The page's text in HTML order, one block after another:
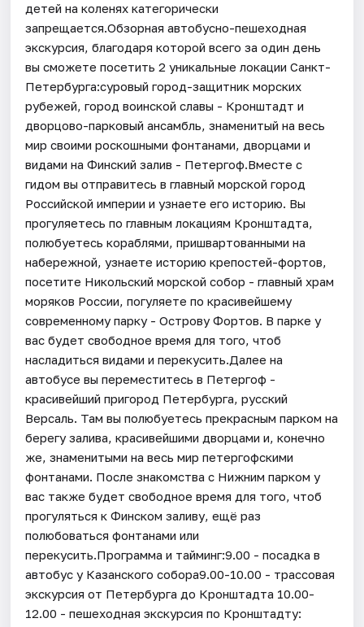
детей на коленях категорически
запрещается.Обзорная автобусно-пешеходная
экскурсия, благодаря которой всего за один день
вы сможете посетить 2 уникальные локации Санкт-
Петербурга:суровый город-защитник морских
рубежей, город воинской славы - Кронштадт и
дворцово-парковый ансамбль, знаменитый на весь
мир своими роскошными фонтанами, дворцами и
видами на Финский залив - Петергоф.Вместе с
гидом вы отправитесь в главный морской город
Российской империи и узнаете его историю. Вы
прогуляетесь по главным локациям Кронштадта,
полюбуетесь кораблями, пришвартованными на
набережной, узнаете историю крепостей-фортов,
посетите Никольский морской собор - главный храм
моряков России, погуляете по красивейшему
современному парку - Острову Фортов. В парке у
вас будет свободное время для того, чтоб
насладиться видами и перекусить.Далее на
автобусе вы переместитесь в Петергоф -
красивейший пригород Петербурга, русский
Версаль. Там вы полюбуетесь прекрасным парком на
берегу залива, красивейшими дворцами и, конечно
же, знаменитыми на весь мир петергофскими
фонтанами. После знакомства с Нижним парком у
вас также будет свободное время для того, чтоб
прогуляться к Финском заливу, ещё раз
полюбоваться фонтанами или
перекусить.Программа и тайминг:9.00 - посадка в
автобус у Казанского собора9.00-10.00 - трассовая
экскурсия от Петербурга до Кронштадта 10.00-
12.00 - пешеходная экскурсия по Кронштадту: